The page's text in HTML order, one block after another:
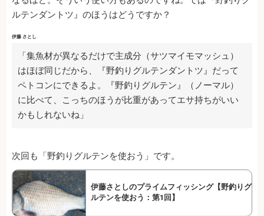
ルテンダントツ』のほうはどうですか？
伊藤 さとし
「集魚材が異なるだけで主成分（サツマイモマッシュ）
はほぼ同じだから、『野釣りグルテンダントツ』だって
ペトコンにできるよ。『野釣りグルテン』（ノーマル）
に比べて、こっちのほうが比重があってエサ持ちがいい
かもしれないね」
次回も「野釣りグルテンを使おう」です。
伊藤さとしのプライムフィッシング【野釣りグ
ルテンを使おう：第1回】